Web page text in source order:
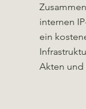
internen
ein
Akten